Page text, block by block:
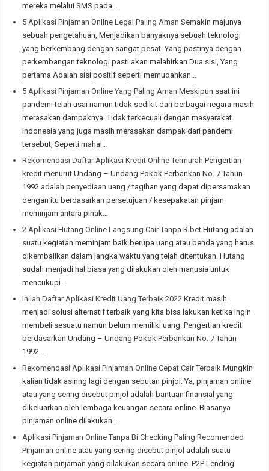
mereka melalui SMS pada…
5 Aplikasi Pinjaman Online Legal Paling Aman Semakin majunya
sebuah pengetahuan, Menjadikan banyaknya sebuah teknologi
yang berkembang dengan sangat pesat. Yang pastinya dengan
perkembangan teknologi pasti akan melahirkan Dua sisi, Yang
pertama Adalah sisi positif seperti memudahkan…
5 Aplikasi Pinjaman Online Yang Paling Aman Meskipun saat ini
pandemi telah usai namun tidak sedikit dari berbagai negara masih
merasakan dampaknya. Tidak terkecuali dengan masyarakat
indonesia yang juga masih merasakan dampak dari pandemi
tersebut, Seperti mahal…
Rekomendasi Daftar Aplikasi Kredit Online Termurah Pengertian
kredit menurut Undang – Undang Pokok Perbankan No. 7 Tahun
1992 adalah penyediaan uang / tagihan yang dapat dipersamakan
dengan itu berdasarkan persetujuan / kesepakatan pinjam
meminjam antara pihak…
2 Aplikasi Hutang Online Langsung Cair Tanpa Ribet Hutang adalah
suatu kegiatan meminjam baik berupa uang atau benda yang harus
dikembalikan dalam jangka waktu yang telah ditentukan. Hutang
sudah menjadi hal biasa yang dilakukan oleh manusia untuk
mencukupi…
Inilah Daftar Aplikasi Kredit Uang Terbaik 2022 Kredit masih
menjadi solusi alternatif terbaik yang kita bisa lakukan ketika ingin
membeli sesuatu namun belum memiliki uang. Pengertian kredit
berdasarkan Undang – Undang Pokok Perbankan No. 7 Tahun
1992…
Rekomendasi Aplikasi Pinjaman Online Cepat Cair Terbaik Mungkin
kalian tidak asinng lagi dengan sebutan pinjol. Ya, pinjaman online
atau yang sering disebut pinjol adalah bantuan finansial yang
dikeluarkan oleh lembaga keuangan secara online. Biasanya
pinjaman online dilakukan…
Aplikasi Pinjaman Online Tanpa Bi Checking Paling Recomended
Pinjaman online atau yang sering disebut pinjol adalah suatu
kegiatan pinjaman yang dilakukan secara online P2P Lending